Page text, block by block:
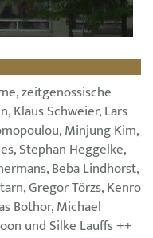
zeitgenössische
Klaus Schweier, Lars
Minjung Kim,
Stephan Heggelke,
Beba Lindhorst,
Gregor Törzs, Kenro
Bothor, Michael
und Silke Lauffs ++